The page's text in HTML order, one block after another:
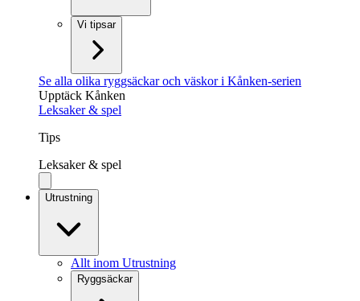
Vi tipsar
Se alla olika ryggsäckar och väskor i Kånken-serien
Upptäck Kånken
Leksaker & spel
Tips
Leksaker & spel
Utrustning
Allt inom Utrustning
Ryggsäckar